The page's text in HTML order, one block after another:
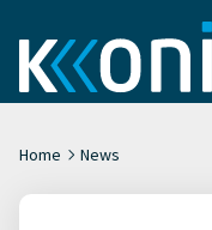
Home News